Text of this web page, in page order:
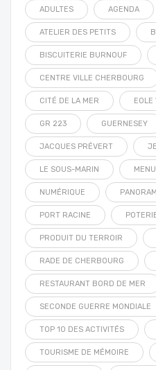
ADULTES AGENDA
ATELIER DES PETITS
BISCUITERIE BURNOUF
CENTRE VILLE CHERBOURG
CITÉ DE LA MER EOLE
GR 223 GUERNESEY
JACQUES PRÉVERT
LE SOUS-MARIN
NUMÉRIQUE
PORT RACINE
PRODUIT DU TERROIR
RADE DE CHERBOURG
RESTAURANT BORD DE MER
SECONDE GUERRE MONDIALE
TOP 10 DES ACTIVITÉS
TOURISME DE MÉMOIRE